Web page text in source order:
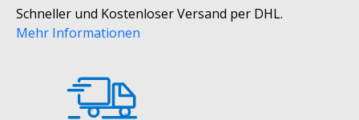
Schneller und Kostenloser Versand per DHL.
Mehr Informationen